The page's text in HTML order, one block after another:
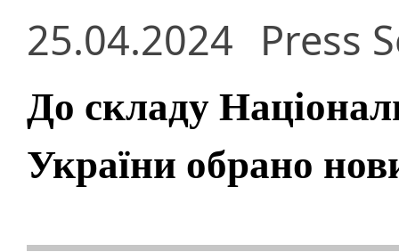
25.04.2024 Press
До складу
України обрано